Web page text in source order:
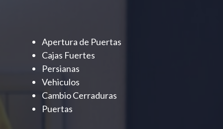
Apertura de Puertas
Cajas Fuertes
Persianas
Vehiculos
Cambio Cerraduras
Puertas